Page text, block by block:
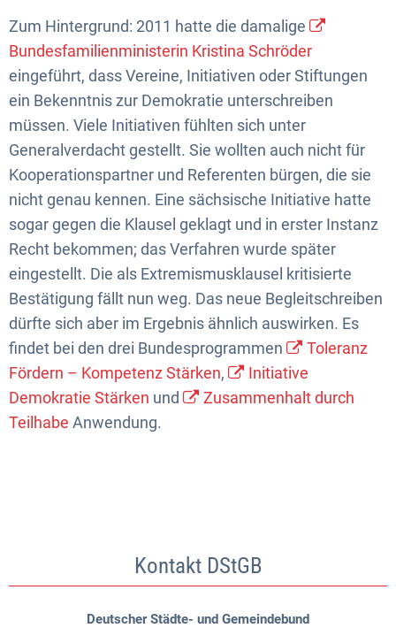
Zum Hintergrund: 2011 hatte die damalige
Bundesfamilienministerin Kristina Schröder
eingeführt, dass Vereine, Initiativen oder Stiftungen
ein Bekenntnis zur Demokratie unterschreiben
müssen. Viele Initiativen fühlten sich unter
Generalverdacht gestellt. Sie wollten auch nicht für
Kooperationspartner und Referenten bürgen, die sie
nicht genau kennen. Eine sächsische Initiative hatte
sogar gegen die Klausel geklagt und in erster Instanz
Recht bekommen; das Verfahren wurde später
eingestellt. Die als Extremismusklausel kritisierte
Bestätigung fällt nun weg. Das neue Begleitschreiben
dürfte sich aber im Ergebnis ähnlich auswirken. Es
findet bei den drei Bundesprogrammen
Toleranz
Fördern – Kompetenz Stärken,
Initiative
Demokratie Stärken und
Zusammenhalt durch
Teilhabe Anwendung.
Kontakt DStGB
Deutscher Städte- und Gemeindebund